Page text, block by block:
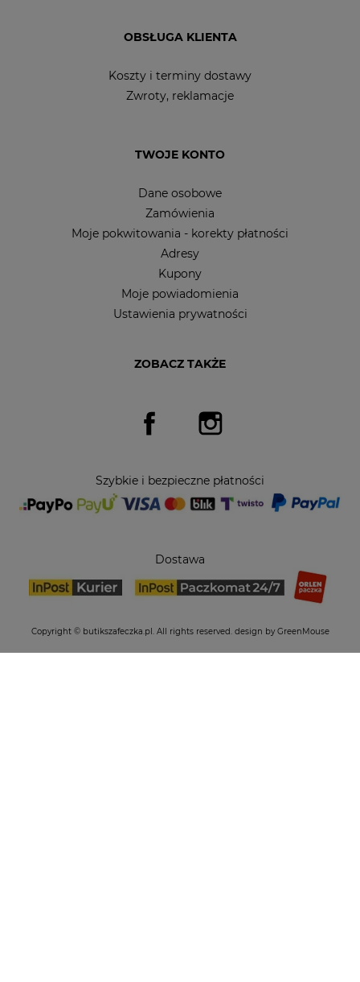
OBSŁUGA KLIENTA
Koszty i terminy dostawy
Zwroty, reklamacje
TWOJE KONTO
Dane osobowe
Zamówienia
Moje pokwitowania - korekty płatności
Adresy
Kupony
Moje powiadomienia
Ustawienia prywatności
ZOBACZ TAKŻE
Facebook
Szybkie i bezpieczne płatności
Dostawa
Copyright © butikszafeczka.pl. All rights reserved. design by GreenMouse